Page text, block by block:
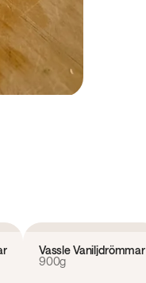
Vassle Vaniljdrömmar
900g